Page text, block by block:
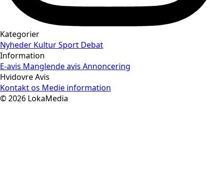
Kategorier
Nyheder KulturSport Debat
Information
E-avis Manglende avis Annoncering
Hvidovre Avis
Kontakt os Medie information
© 2026 LokaMedia